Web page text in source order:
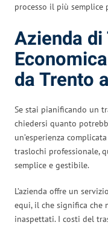
processo il più semplice
Azienda
da Trento
Se stai pianificando un
chiedersi quanto
un’esperienza
traslochi professionale,
semplice e gestibile.
L’azienda offre un
equi, il che significa che
inaspettati. I costi del